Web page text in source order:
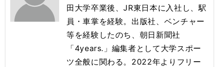
田大学卒業後、JR東日本に入社し、駅
員・車掌を経験。出版社、ベンチャー
等を経験したのち、朝日新聞社
「4years.」編集者として大学スポー
ツ全般に関わる。2022年よりフリー